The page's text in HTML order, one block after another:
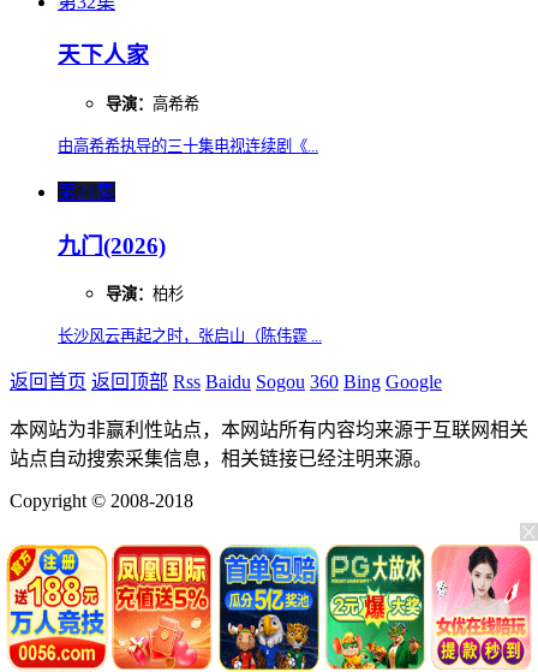
天下人家
导演： 高希希
由高希希执导的三十集电视连续剧《...
第21集
九门(2026)
导演： 柏杉
长沙风云再起之时，张启山（陈伟霆 ...
返回首页 返回顶部 Rss Baidu Sogou 360 Bing Google
本网站为非赢利性站点，本网站所有内容均来源于互联网相关
站点自动搜索采集信息，相关链接已经注明来源。
Copyright © 2008-2018